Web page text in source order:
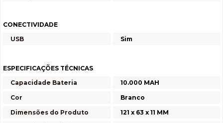
CONECTIVIDADE
USB
Sim
ESPECIFICAÇÕES TÉCNICAS
Capacidade Bateria
10.000 MAH
Cor
Branco
Dimensões do Produto
121 x 63 x 11 MM